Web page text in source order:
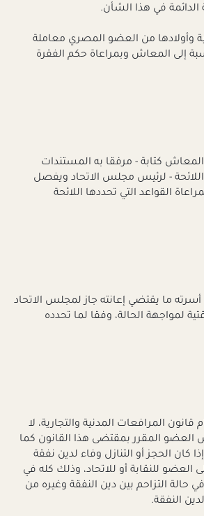
الدائمة في هذا الشأن.
وأولادها من العضو المصري معاملة
إلى المعاش وبمراعاة حكم الفقرة
كتابة - مرفقا به المستندات
- لرئيس مجلس الاتحاد ويفصل
القواعد التي تحددها اللائحة
ما يقتضي إعانته جاز لمجلس الاتحاد
لمواجهة الحالة، وفقا لما تحدده
قانون المرافعات المدنية والتجارية، لا
العضو المقرر بمقتضى هذا القانون كما
إذا كان الحجز أو التنازل وفاء لدين نفقة
العضو للنقابة أو للاتحاد، وذلك كله في
حالة التزاحم بين دين النفقة وغيره من
النفقة.